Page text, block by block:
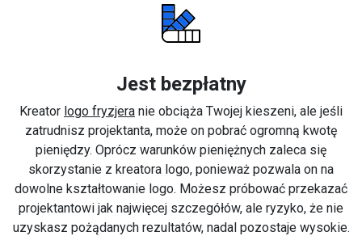
Jest bezpłatny
Kreator logo fryzjera nie obciąża Twojej kieszeni, ale jeśli
zatrudnisz projektanta, może on pobrać ogromną kwotę
pieniędzy. Oprócz warunków pieniężnych zaleca się
skorzystanie z kreatora logo, ponieważ pozwala on na
dowolne kształtowanie logo. Możesz próbować przekazać
projektantowi jak najwięcej szczegółów, ale ryzyko, że nie
uzyskasz pożądanych rezultatów, nadal pozostaje wysokie.